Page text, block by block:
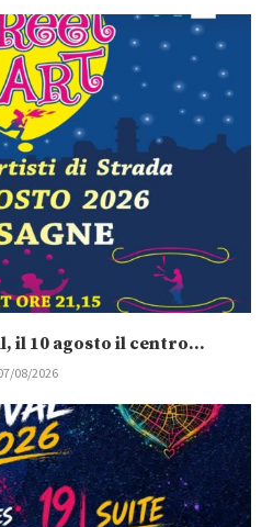
il 10 agosto il centro...
08/2026